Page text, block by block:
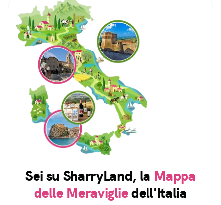
Sei su SharryLand, la Mappa
delle Meravigliedell'Italia